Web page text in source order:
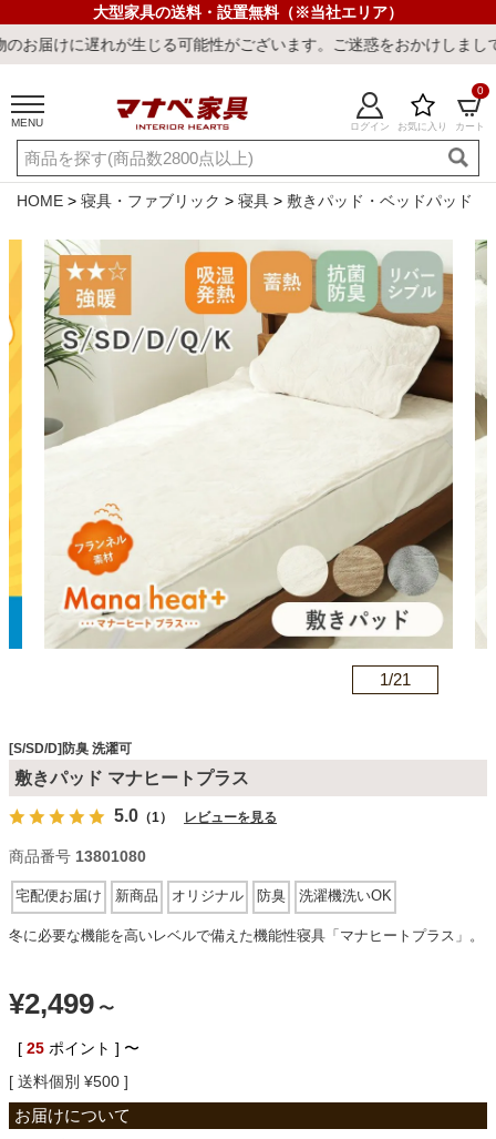
大型家具の送料・設置無料（※当社エリア）
生じる可能性がございます。ご迷惑をおかけしまして誠に申し訳ご
MENU ログイン お気に入り カート
0
ご利用ガイド 新規会員登録
店舗一覧 閲覧履歴
キーワード・商品番号で探す
ワークデスク ウィルトンラ
ソファ
ダイニングテーブル・セット
収納家具
HOME 寝具・ファブリック 寝具 敷きパッド・ベッドパッド
1/21
[S/SD/D]防臭 洗濯可
敷きパッド マナヒートプラス
5.0 （1） レビューを見る
商品番号 13801080
宅配便お届け 新商品 オリジナル 防臭 洗濯機洗いOK
冬に必要な機能を高いレベルで備えた機能性寝具「マナヒートプラス」。
¥2,499 〜
[ 25 ポイント ] 〜
送料個別 ¥500